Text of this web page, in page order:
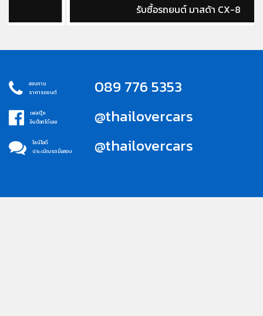
รับซื้อรถยนต์ มาสด้า CX-8
สอบถาม
ราคารถยนต์
089 776 5353
เฟสบุ๊ค
อินบ็อกได้เลย
@thailovercars
ไลน์ไอดี
ประเมิณรถมือสอง
@thailovercars